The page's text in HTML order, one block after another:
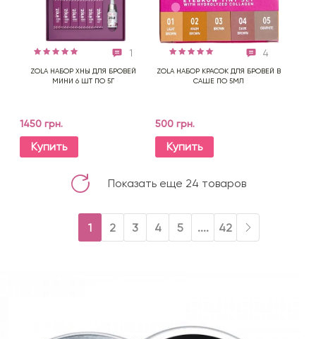
1
ZOLA НАБОР ХНЫ ДЛЯ БРОВЕЙ
МИНИ 6 ШТ ПО 5Г
1450 грн.
Купить
4
ZOLA НАБОР КРАСОК ДЛЯ БРОВЕЙ В
САШЕ ПО 5МЛ
500 грн.
Купить
Показать еще 24 товаров
1 2 3 4 5 .... 42